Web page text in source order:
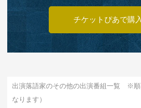
チケットぴあで購入
出演落語家のその他の出演番組一覧 ※順
なります）